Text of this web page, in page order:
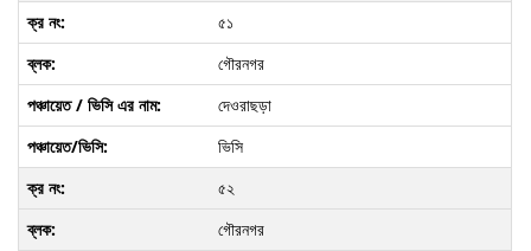
৫১
গৌরনগর
দেওরাছড়া
ভিসি
৫২
গৌরনগর